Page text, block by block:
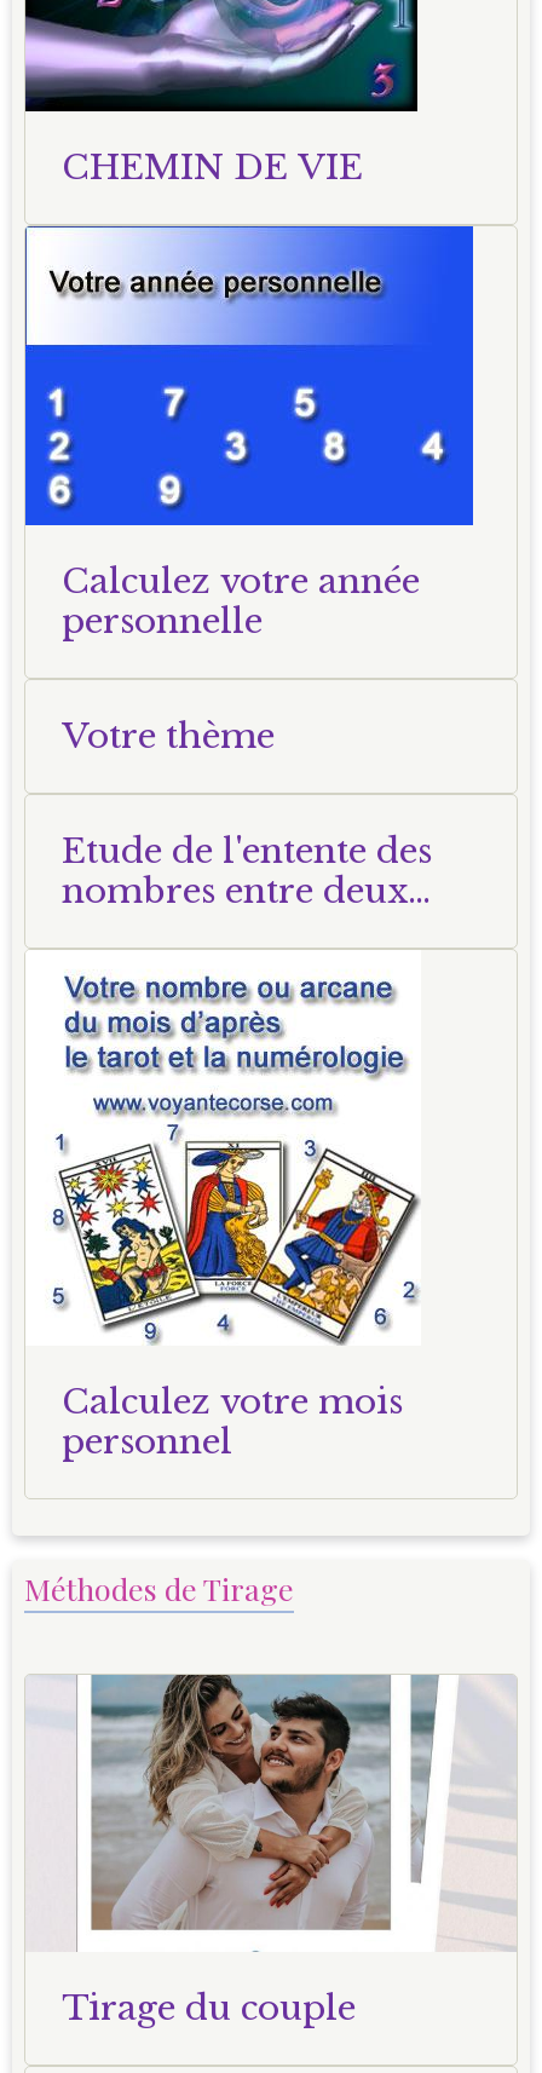
CHEMIN DE VIE
Calculez votre année
personnelle
Votre thème
Etude de l'entente des
nombres entre deux
Calculez votre mois
personnel
Méthodes de Tirage
Tirage du couple